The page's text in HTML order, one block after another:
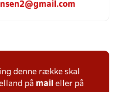
denne række skal
på mail eller på